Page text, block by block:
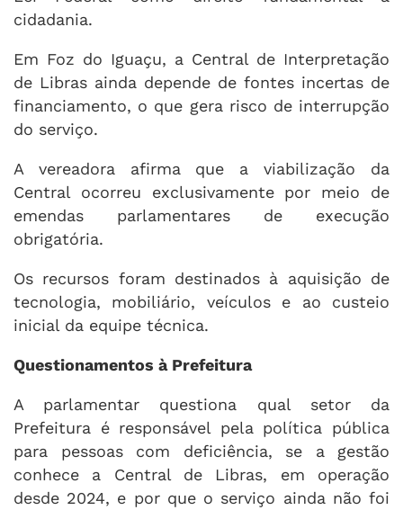
cidadania.
Em Foz do Iguaçu, a Central de Interpretação
de Libras ainda depende de fontes incertas de
financiamento, o que gera risco de interrupção
do serviço.
A vereadora afirma que a viabilização da
Central ocorreu exclusivamente por meio de
emendas parlamentares de execução
obrigatória.
Os recursos foram destinados à aquisição de
tecnologia, mobiliário, veículos e ao custeio
inicial da equipe técnica.
Questionamentos à Prefeitura
A parlamentar questiona qual setor da
Prefeitura é responsável pela política pública
para pessoas com deficiência, se a gestão
conhece a Central de Libras, em operação
desde 2024, e por que o serviço ainda não foi